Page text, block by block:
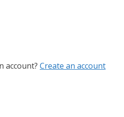
account? Create an account